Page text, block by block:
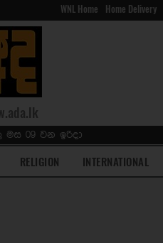
WNL Home Home Delivery
මස 09 වන ඉරිදා
RELIGION INTERNATIONAL